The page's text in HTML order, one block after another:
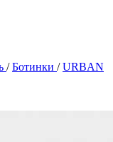
/Ботинки /URBAN